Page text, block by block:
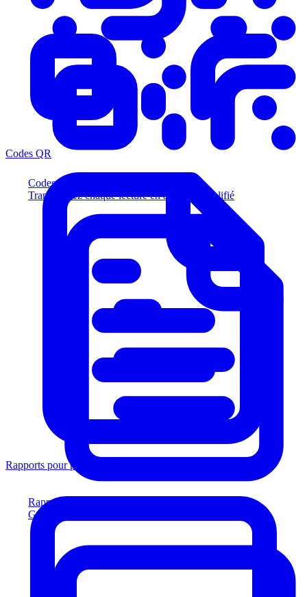
Codes QR
Transformez chaque lecture en acheteur qualifié
Rapports pour prêteurs
Générez des rapports conformes aux prêteurs
Codes QR
Rapports pour prêteurs